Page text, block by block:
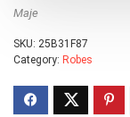
Maje
SKU: 25B31F87
Category: Robes